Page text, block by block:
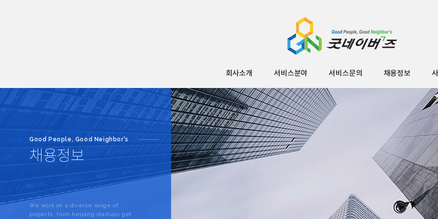
회사소개 서비스분야 서비스문의 채용정보
Good People, Good Neighbor's
채용정보
We work on a diverse range of
projects, from helping startups get